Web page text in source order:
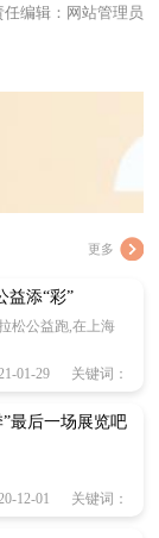
任编辑：网站管理员
更多
益添“彩”
松公益跑,在上海
01-29 关键词：
最后一场展览吧
12-01 关键词：